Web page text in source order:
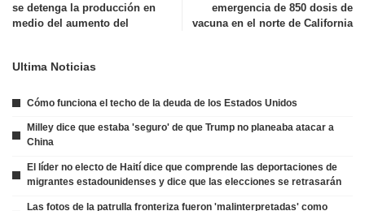
se detenga la producción en
medio del aumento del
emergencia de 850 dosis de
vacuna en el norte de California
Ultima Noticias
Cómo funciona el techo de la deuda de los Estados Unidos
Milley dice que estaba 'seguro' de que Trump no planeaba atacar a
China
El líder no electo de Haití dice que comprende las deportaciones de
migrantes estadounidenses y dice que las elecciones se retrasarán
Las fotos de la patrulla fronteriza fueron 'malinterpretadas' como